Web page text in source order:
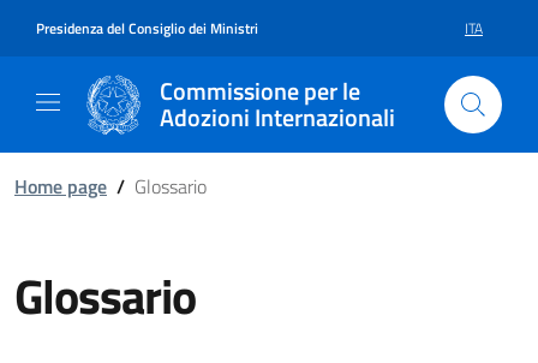
Presidenza del Consiglio dei Ministri ITA
Commissione per le
Adozioni Internazionali
Home page / Glossario
Glossario